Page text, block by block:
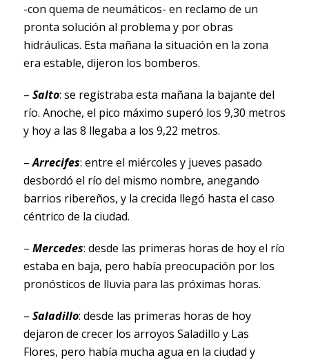
-con quema de neumáticos- en reclamo de un
pronta solución al problema y por obras
hidráulicas. Esta mañana la situación en la zona
era estable, dijeron los bomberos.
– Salto: se registraba esta mañana la bajante del
río. Anoche, el pico máximo superó los 9,30 metros
y hoy a las 8 llegaba a los 9,22 metros.
–Arrecifes: entre el miércoles y jueves pasado
desbordó el río del mismo nombre, anegando
barrios ribereños, y la crecida llegó hasta el caso
céntrico de la ciudad.
– Mercedes: desde las primeras horas de hoy el río
estaba en baja, pero había preocupación por los
pronósticos de lluvia para las próximas horas.
– Saladillo: desde las primeras horas de hoy
dejaron de crecer los arroyos Saladillo y Las
Flores, pero había mucha agua en la ciudad y